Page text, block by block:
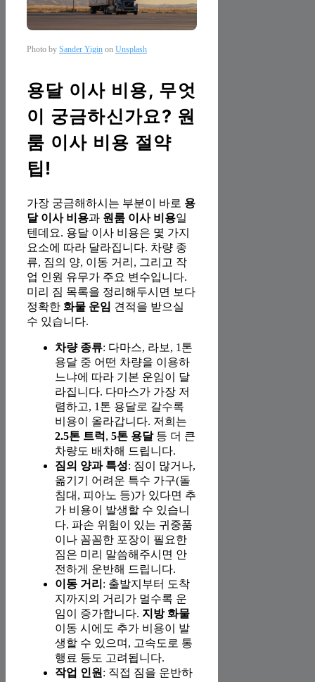
Photo by Sander Yigin on Unsplash
용달 이사 비용, 무엇
이 궁금하신가요? 원
룸 이사 비용 절약
팁!
가장 궁금해하시는 부분이 바로 용
달 이사 비용과 원룸 이사 비용일
텐데요. 용달 이사 비용은 몇 가지
요소에 따라 달라집니다. 차량 종
류, 짐의 양, 이동 거리, 그리고 작
업 인원 유무가 주요 변수입니다.
미리 짐 목록을 정리해두시면 보다
정확한 화물 운임 견적을 받으실
수 있습니다.
차량 종류: 다마스, 라보, 1톤
용달 중 어떤 차량을 이용하
느냐에 따라 기본 운임이 달
라집니다. 다마스가 가장 저
렴하고, 1톤 용달로 갈수록
비용이 올라갑니다. 저희는
2.5톤 트럭 , 5톤 용달등 더 큰
차량도 배차해 드립니다.
짐의 양과 특성: 짐이 많거나,
옮기기 어려운 특수 가구(돌
침대, 피아노 등)가 있다면 추
가 비용이 발생할 수 있습니
다. 파손 위험이 있는 귀중품
이나 꼼꼼한 포장이 필요한
짐은 미리 말씀해주시면 안
전하게 운반해 드립니다.
이동 거리 : 출발지부터 도착
지까지의 거리가 멀수록 운
임이 증가합니다. 지방 화물
이동 시에도 추가 비용이 발
생할 수 있으며, 고속도로 통
행료 등도 고려됩니다.
작업 인원 : 직접 짐을 운반하